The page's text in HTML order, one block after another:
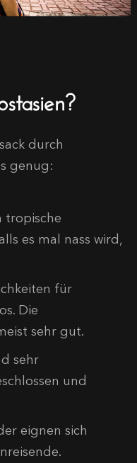
durch
genug:
tropische
es mal nass wird,
für
Die
sehr gut.
sehr
und
eignen sich